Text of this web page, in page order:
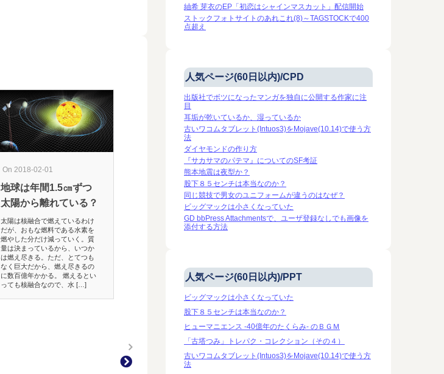
On 2018-02-01
地球は年間1.5㎝ずつ
太陽から離れている？
太陽は核融合で燃えているわけ
だが、おもな燃料である水素を
燃やした分だけ減っていく。質
量は決まっているから、いつか
は燃え尽きる。ただ、とてつも
なく巨大だから、燃え尽きるの
に数百億年かかる。 燃えるとい
っても核融合なので、水 […]
▪交差する軌道
軌道の先に蜃気楼 途中下車なき
行く先はどこ 関連記事かも… ▪
原色の想い ▪紅葉が綺麗 ▪踏切 ▪孤
独の群衆 […]
寄り道が遠回りになってる。
んと歌わせるのは難しいなー
と。 ３曲目はなかなかうまくい
(^_^)b 曲名『歩幅の迷い』
※Logic Proでリマスタリ […]
紬希 芽衣のEP「初恋はシャインマスカット」配信開始
ストックフォトサイトのあれこれ(8)～TAGSTOCKで400
点超え
人気ページ(60日以内)/CPD
出版社でボツになったマンガを独自に公開する作家に注
目
耳垢が乾いているか、湿っているか
古いワコムタブレット(Intuos3)をMojave(10.14)で使う方
法
ダイヤモンドの作り方
『サカサマのパテマ』についてのSF考証
熊本地震は夜型か？
股下８５センチは本当なのか？
同じ競技で男女のユニフォームが違うのはなぜ？
ビッグマックは小さくなっていた
GD bbPress Attachmentsで、ユーザ登録なしでも画像を
添付する方法
人気ページ(60日以内)/PPT
ビッグマックは小さくなっていた
股下８５センチは本当なのか？
ヒューマニエンス -40億年のたくらみ- のＢＧＭ
「古塔つみ」トレパク・コレクション（その４）
古いワコムタブレット(Intuos3)をMojave(10.14)で使う方
法